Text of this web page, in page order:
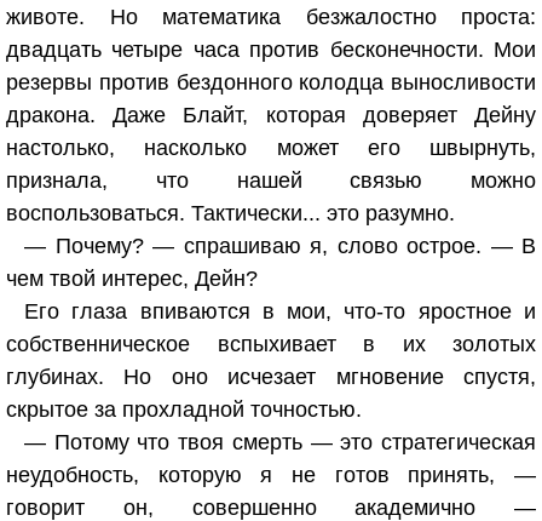
животе. Но математика безжалостно проста:
двадцать четыре часа против бесконечности. Мои
резервы против бездонного колодца выносливости
дракона. Даже Блайт, которая доверяет Дейну
настолько, насколько может его швырнуть,
признала, что нашей связью можно
воспользоваться. Тактически... это разумно.
— Почему? — спрашиваю я, слово острое. — В
чем твой интерес, Дейн?
Его глаза впиваются в мои, что-то яростное и
собственническое вспыхивает в их золотых
глубинах. Но оно исчезает мгновение спустя,
скрытое за прохладной точностью.
— Потому что твоя смерть — это стратегическая
неудобность, которую я не готов принять, —
говорит он, совершенно академично —